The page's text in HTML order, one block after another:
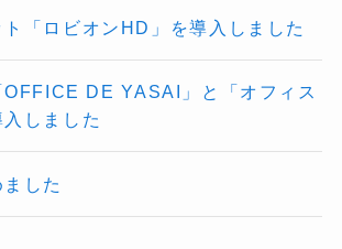
「ロビオンHD」を導入しました
OFFICE DE YASAI」と「オフィス
しました
した